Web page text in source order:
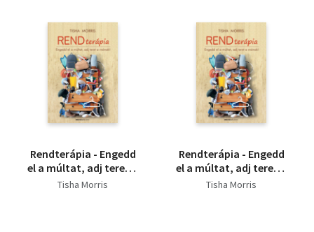
Rendterápia - Engedd
el a múltat, adj teret a
mának!
Tisha Morris
Rendterápia - Engedd
el a múltat, adj teret a
mának!
Tisha Morris